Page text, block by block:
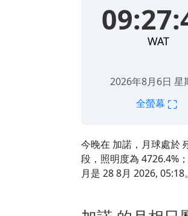
今晚在 加諾，月球處於
段，照明度為 4726.4%
月是 28 8月 2026, 05:18。
WAT
2026年8月6日 星
全螢幕 ⛶